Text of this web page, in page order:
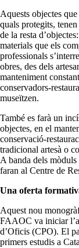
Aquests objectes
quals protegits,
de la resta
materials que els
professionals
obres, des dels
manteniment
conservadors-
museïtzen.
També es farà un
objectes, en el
conservació-
tradicional artesà o
A banda dels mòduls
faran al Centre de
Una oferta
Aquest nou
FAAOC va iniciar
d’Oficis (CPO). El
primers estudis a